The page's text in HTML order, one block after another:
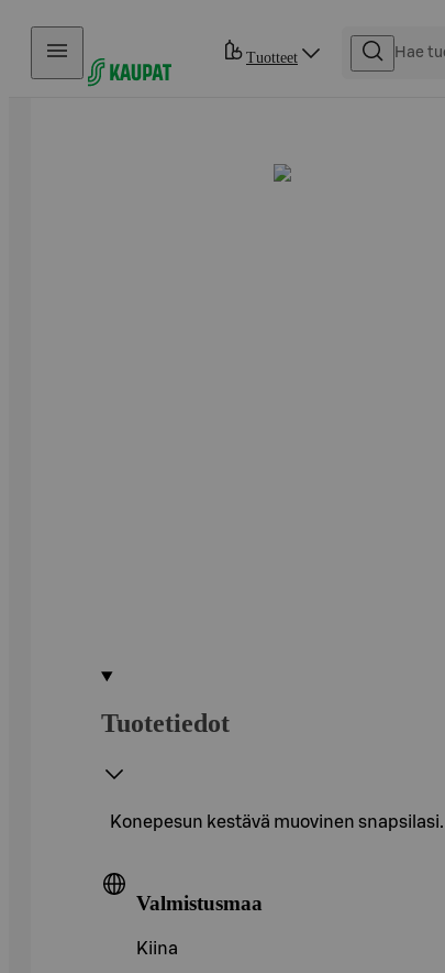
Hyppää sisältöön
Tuotteet
Tuotetiedot
Konepesun kestävä muovinen snapsilasi.
Valmistusmaa
Kiina